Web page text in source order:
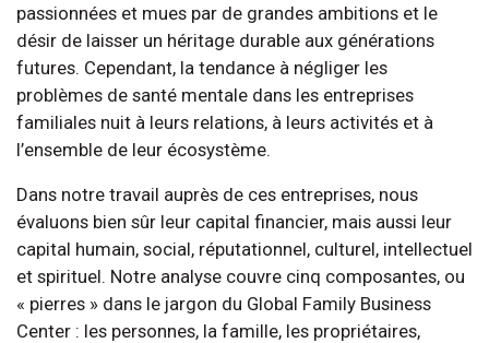
passionnées et mues par de grandes ambitions et le
désir de laisser un héritage durable aux générations
futures. Cependant, la tendance à négliger les
problèmes de santé mentale dans les entreprises
familiales nuit à leurs relations, à leurs activités et à
l’ensemble de leur écosystème.
Dans notre travail auprès de ces entreprises, nous
évaluons bien sûr leur capital financier, mais aussi leur
capital humain, social, réputationnel, culturel, intellectuel
et spirituel. Notre analyse couvre cinq composantes, ou
« pierres » dans le jargon du Global Family Business
Center : les personnes, la famille, les propriétaires,